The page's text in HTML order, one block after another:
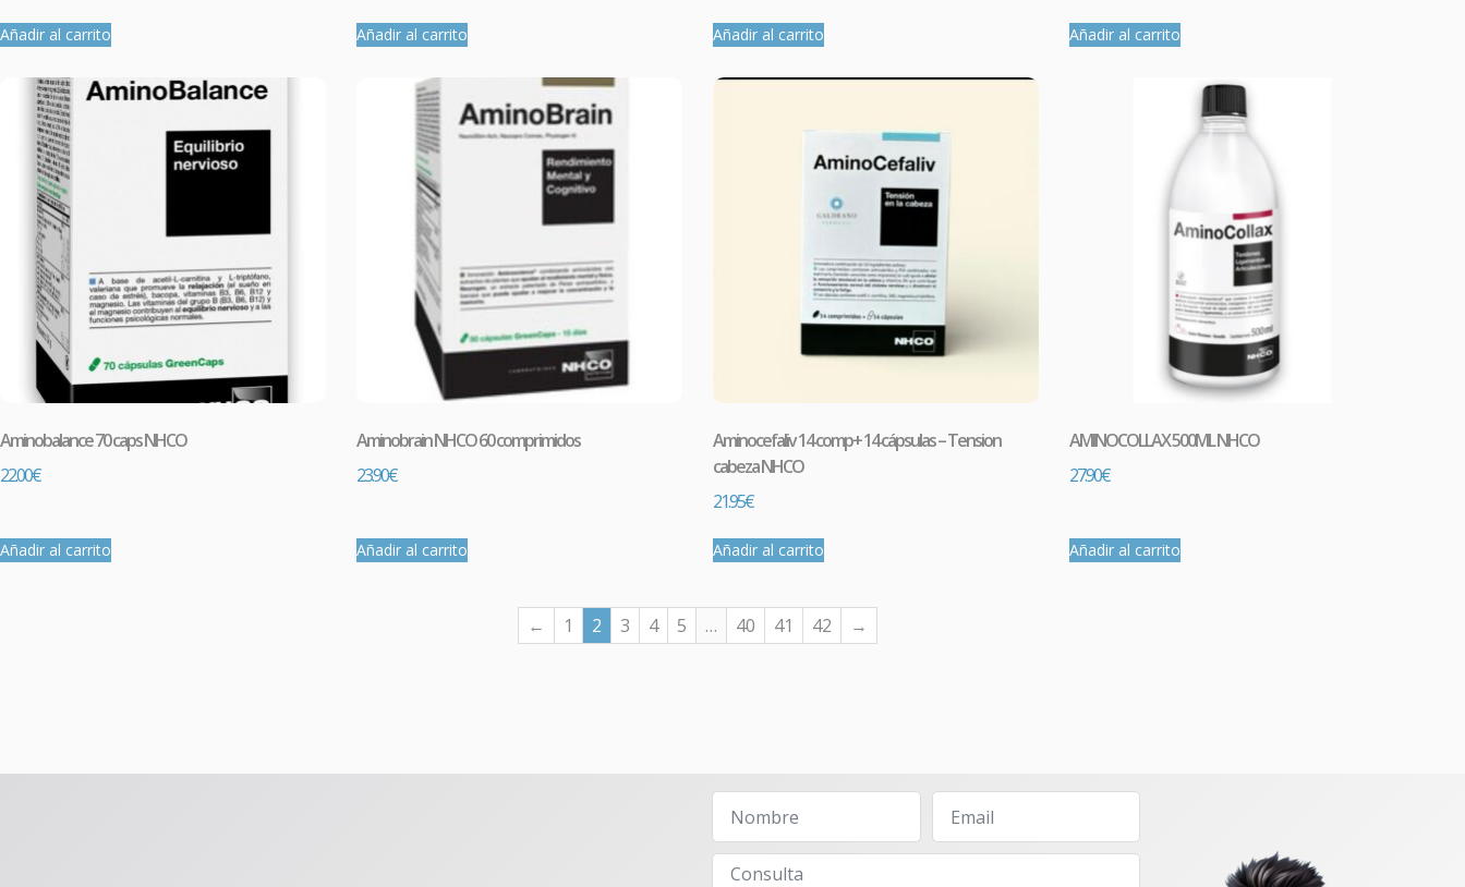
Añadir al carrito Añadir al carrito Añadir al carrito Añadir al carrito
Aminobalance 70 caps NHCO
22.00€
Añadir al carrito
Aminobrain NHCO 60 comprimidos
23.90€
Añadir al carrito
Aminocefaliv 14 comp+ 14 cápsulas – Tension
cabeza NHCO
21.95€
Añadir al carrito
AMINOCOLLAX 500ML NHCO
27.90€
Añadir al carrito
← 1 2 3 4 5 … 40 41 42 →